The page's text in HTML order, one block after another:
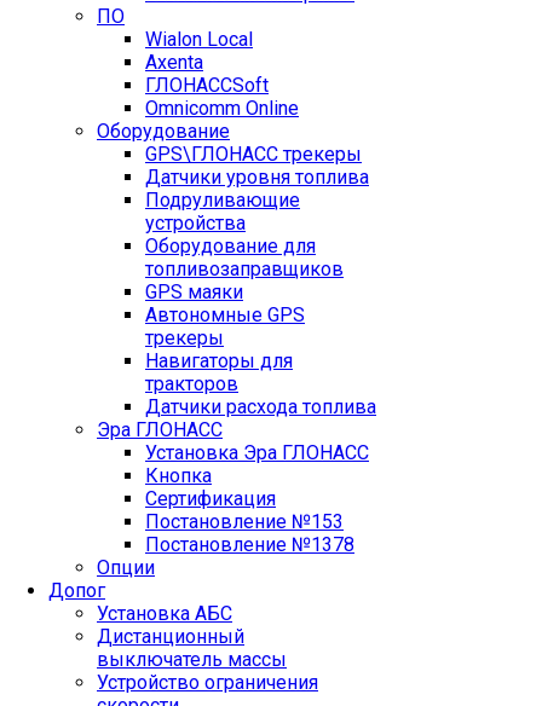
ПО
Wialon Local
Axenta
ГЛОНАССSoft
Оmnicomm Оnline
Оборудование
GPS\ГЛОНАСС трекеры
Датчики уровня топлива
Подруливающие
устройства
Оборудование для
топливозаправщиков
GPS маяки
Автономные GPS
трекеры
Навигаторы для
тракторов
Датчики расхода топлива
Эра ГЛОНАСС
Установка Эра ГЛОНАСС
Кнопка
Сертификация
Постановление №153
Постановление №1378
Опции
Допог
Установка АБС
Дистанционный
выключатель массы
Устройство ограничения